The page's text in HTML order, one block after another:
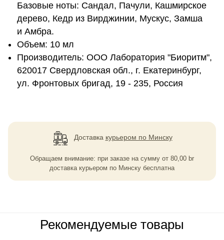
Базовые ноты: Сандал, Пачули, Кашмирское
дерево, Кедр из Вирджинии, Мускус, Замша
и Амбра.
Объем: 10 мл
Производитель: ООО Лаборатория "Биоритм",
620017 Свердловская обл., г. Екатеринбург,
ул. Фронтовых бригад, 19 - 235, Россия
Доставка курьером по Минску
Обращаем внимание: при заказе на сумму от 80,00 br
доставка курьером по Минску бесплатна
Рекомендуемые товары